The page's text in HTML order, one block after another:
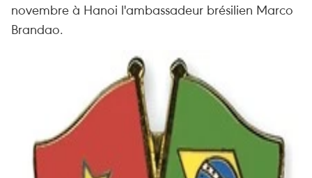
novembre à Hanoi l'ambassadeur brésilien Marco
Brandao.